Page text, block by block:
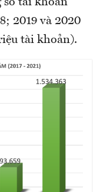
2019 và 2020
tài khoản).